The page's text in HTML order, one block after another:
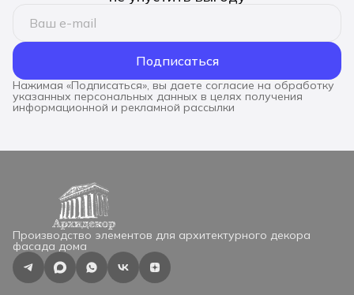
Подписаться
Нажимая «Подписаться», вы даете согласие на обработку
указанных персональных данных в целях получения
информационной и рекламной рассылки
Производство элементов для архитектурного декора
фасада дома